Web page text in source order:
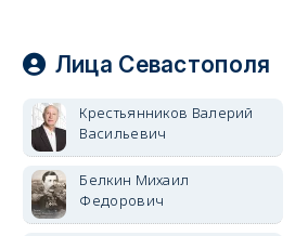
Лица Севастополя
Крестьянников Валерий
Васильевич
Белкин Михаил
Федорович